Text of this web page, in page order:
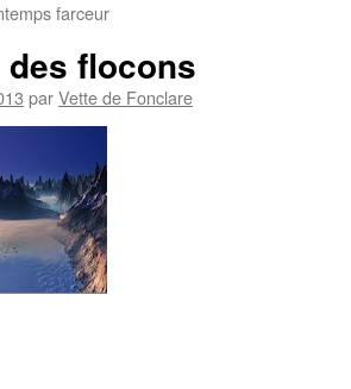
farceur
des flocons
parVette de Fonclare